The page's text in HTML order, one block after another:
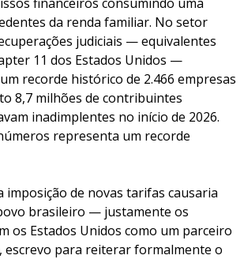
da renda familiar. No setor
judiciais — equivalentes
11 dos Estados Unidos —
recorde histórico de 2.466 empresas
8,7 milhões de contribuintes
inadimplentes no início de 2026.
representa um recorde
imposição de novas tarifas causaria
brasileiro — justamente os
os Estados Unidos como um parceiro
escrevo para reiterar formalmente o